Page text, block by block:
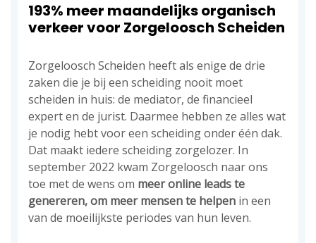
193% meer maandelijks organisch
verkeer voor Zorgeloosch Scheiden
Zorgeloosch Scheiden heeft als enige de drie
zaken die je bij een scheiding nooit moet
scheiden in huis: de mediator, de financieel
expert en de jurist. Daarmee hebben ze alles wat
je nodig hebt voor een scheiding onder één dak.
Dat maakt iedere scheiding zorgelozer. In
september 2022 kwam Zorgeloosch naar ons
toe met de wens om meer online leads te
genereren, om meer mensen te helpen in een
van de moeilijkste periodes van hun leven.